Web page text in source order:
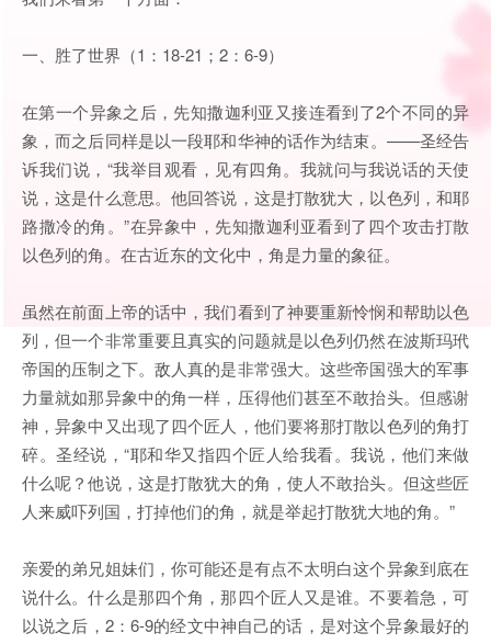
一、胜了世界（1：18-21；2：6-9）
在第一个异象之后，先知撒迦利亚又接连看到了2个不同的异
象，而之后同样是以一段耶和华神的话作为结束。——圣经告
诉我们说，“我举目观看，见有四角。我就问与我说话的天使
说，这是什么意思。他回答说，这是打散犹大，以色列，和耶
路撒冷的角。”在异象中，先知撒迦利亚看到了四个攻击打散
以色列的角。在古近东的文化中，角是力量的象征。
虽然在前面上帝的话中，我们看到了神要重新怜悯和帮助以色
列，但一个非常重要且真实的问题就是以色列仍然在波斯玛玳
帝国的压制之下。敌人真的是非常强大。这些帝国强大的军事
力量就如那异象中的角一样，压得他们甚至不敢抬头。但感谢
神，异象中又出现了四个匠人，他们要将那打散以色列的角打
碎。圣经说，“耶和华又指四个匠人给我看。我说，他们来做
什么呢？他说，这是打散犹大的角，使人不敢抬头。但这些匠
人来威吓列国，打掉他们的角，就是举起打散犹大地的角。”
亲爱的弟兄姐妹们，你可能还是有点不太明白这个异象到底在
说什么。什么是那四个角，那四个匠人又是谁。不要着急，可
以说之后，2：6-9的经文中神自己的话，是对这个异象最好的